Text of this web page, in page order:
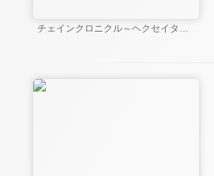
チェインクロニクル～ヘクセイタスの閃～